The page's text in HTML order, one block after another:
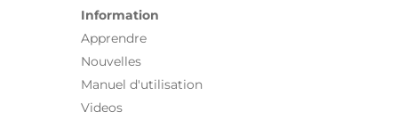
Information
Apprendre
Nouvelles
Manuel d'utilisation
Videos